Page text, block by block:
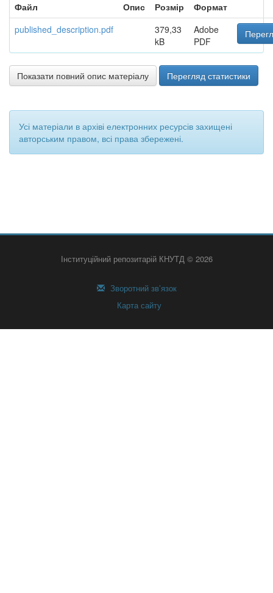
Файл
Опис Розмір
Формат
published_description.pdf
379,33
kB
Adobe
PDF
Показати повний опис матеріалу Перегляд статистики
Усі матеріали в архіві електронних ресурсів захищені
авторським правом, всі права збережені.
Інституційний репозитарій КНУТД © 2026
Зворотний зв’язок
Карта сайту